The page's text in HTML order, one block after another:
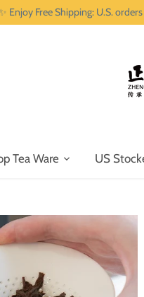
Enjoy Free Shipping: U.S.
Tea Ware US